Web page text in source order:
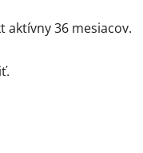
aktívny 36 mesiacov.